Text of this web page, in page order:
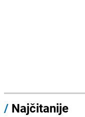
/ Najčitanije